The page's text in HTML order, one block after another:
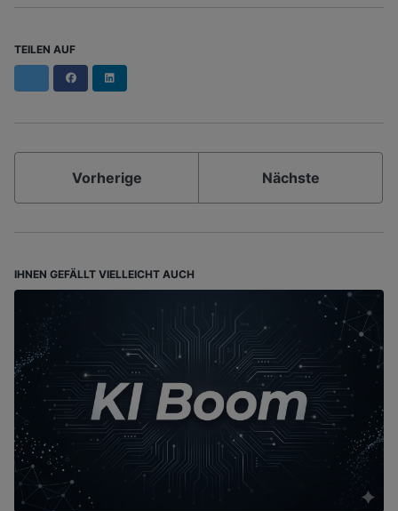
TEILEN AUF
Facebook
Vorherige Nächste
IHNEN GEFÄLLT VIELLEICHT AUCH